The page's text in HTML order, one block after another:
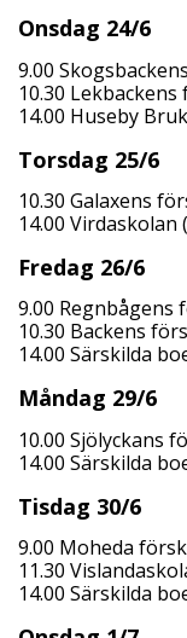
Onsdag 24/6
9.00
10.30
14.00 Huseby Bruk
Torsdag 25/6
10.30 Galaxens
14.00 Virdaskolan
Fredag 26/6
9.00 Regnbågens
10.30 Backens
14.00 Särskilda
Måndag 29/6
10.00 Sjölyckans
14.00 Särskilda
Tisdag 30/6
9.00 Moheda
11.30
14.00 Särskilda